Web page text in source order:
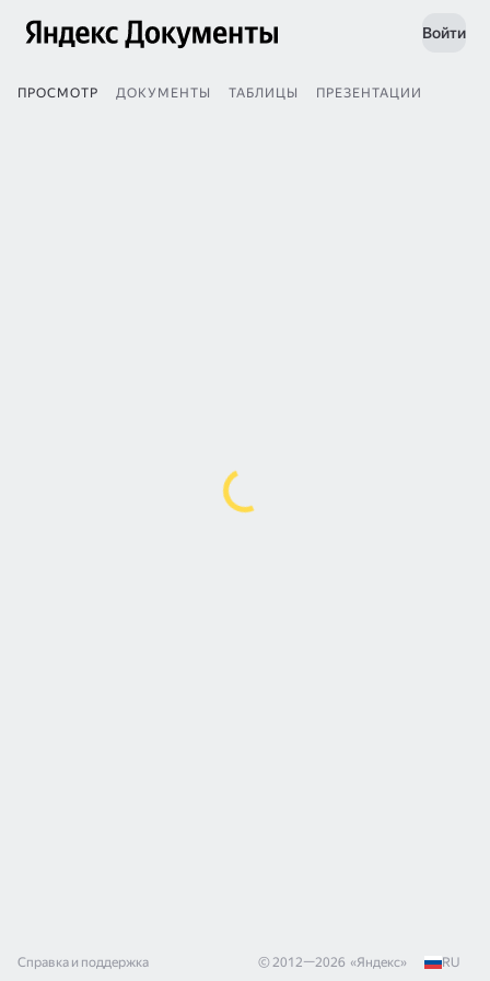
Войти
ПРОСМОТР ДОКУМЕНТЫ ТАБЛИЦЫ ПРЕЗЕНТАЦИИ
Справка и поддержка © 2012—2026 «Яндекс» RU